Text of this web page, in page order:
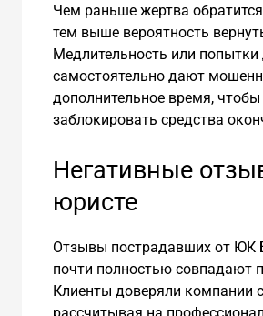
Чем раньше жертва
тем выше вероятность
Медлительность или попытки
самостоятельно дают
дополнительное время,
заблокировать средства
Негативные
юристе
Отзывы пострадавших от ЮК
почти полностью совпадают
Клиенты доверяли компании
рассчитывая на